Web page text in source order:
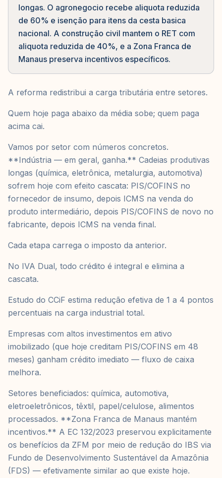
longas. O agronegocio recebe aliquota reduzida
de 60% e isenção para itens da cesta basica
nacional. A construção civil mantem o RET com
aliquota reduzida de 40%, e a Zona Franca de
Manaus preserva incentivos específicos.
A reforma redistribui a carga tributária entre setores.
Quem hoje paga abaixo da média sobe; quem paga
acima cai.
Vamos por setor com números concretos.
**Indústria — em geral, ganha.** Cadeias produtivas
longas (química, eletrônica, metalurgia, automotiva)
sofrem hoje com efeito cascata: PIS/COFINS no
fornecedor de insumo, depois ICMS na venda do
produto intermediário, depois PIS/COFINS de novo no
fabricante, depois ICMS na venda final.
Cada etapa carrega o imposto da anterior.
No IVA Dual, todo crédito é integral e elimina a
cascata.
Estudo do CCiF estima redução efetiva de 1 a 4 pontos
percentuais na carga industrial total.
Empresas com altos investimentos em ativo
imobilizado (que hoje creditam PIS/COFINS em 48
meses) ganham crédito imediato — fluxo de caixa
melhora.
Setores beneficiados: química, automotiva,
eletroeletrônicos, têxtil, papel/celulose, alimentos
processados. **Zona Franca de Manaus mantém
incentivos.** A EC 132/2023 preservou explicitamente
os benefícios da ZFM por meio de redução do IBS via
Fundo de Desenvolvimento Sustentável da Amazônia
(FDS) — efetivamente similar ao que existe hoje.